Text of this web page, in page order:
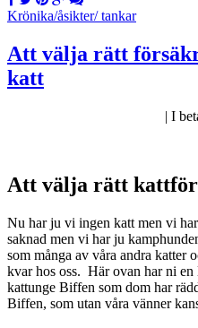
Krönika/åsikter/ tankar
Att välja rätt
katt
| I
Att välja rätt
Nu har ju vi ingen katt men vi
saknad men vi har ju
som många av våra andra katter
kvar hos oss. Här ovan har ni
kattunge Biffen som dom har
Biffen, som utan våra vänner